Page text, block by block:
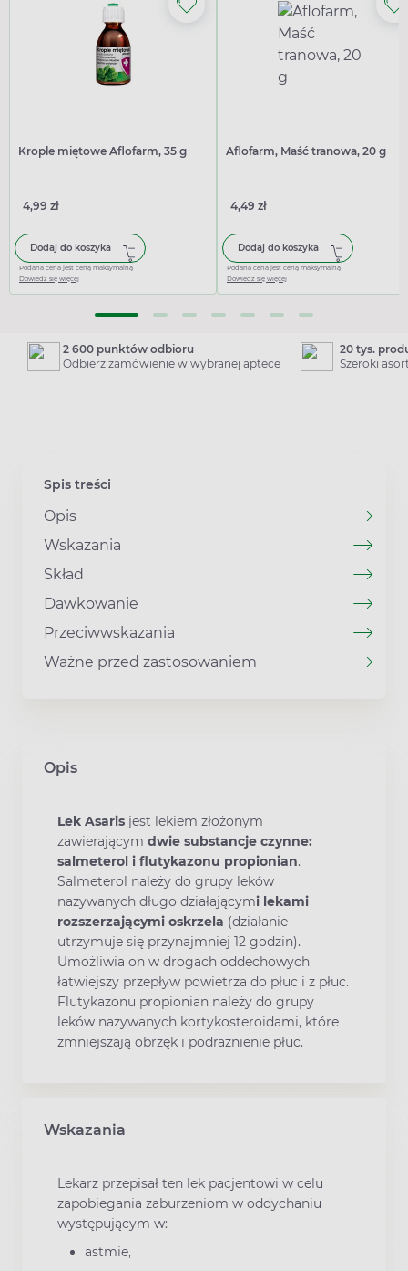
Krople miętowe Aflofarm, 35 g
4,99 zł
Dodaj do koszyka
Podana cena jest ceną maksymalną
Dowiedz się więcej
Aflofarm, Maść tranowa, 20 g
4,49 zł
Dodaj do koszyka
Podana cena jest ceną maksymalną
Dowiedz się więcej
2 600 punktów odbioru
Odbierz zamówienie w wybranej aptece
20 tys.
Szeroki
Spis treści
Opis
Wskazania
Skład
Dawkowanie
Przeciwwskazania
Ważne przed zastosowaniem
Opis
Lek Asaris jest lekiem złożonym
zawierającym dwie substancje czynne:
salmeterol i flutykazonu propionian.
Salmeterol należy do grupy leków
nazywanych długo działającymi lekami
rozszerzającymi oskrzela (działanie
utrzymuje się przynajmniej 12 godzin).
Umożliwia on w drogach oddechowych
łatwiejszy przepływ powietrza do płuc i z płuc.
Flutykazonu propionian należy do grupy
leków nazywanych kortykosteroidami, które
zmniejszają obrzęk i podrażnienie płuc.
Wskazania
Lekarz przepisał ten lek pacjentowi w celu
zapobiegania zaburzeniom w oddychaniu
występującym w:
astmie,